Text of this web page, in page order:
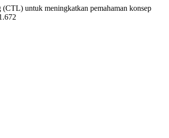
untuk meningkatkan pemahaman konsep